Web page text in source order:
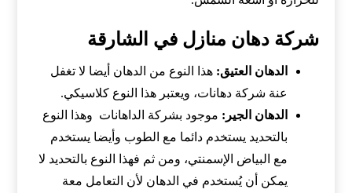
شركة دهان منازل في الشارقة
الدهان العتيق: هذا النوع من الدهان أيضا لا تغفل
عنة شركة دهانات، ويعتبر هذا النوع كلاسيكي.
الدهان الجير: موجود بشركة الداهانات وهذا النوع
بالتحديد يستخدم دائما مع الطوب وأيضا يستخدم
مع البياض الإسمنتي، ومن ثم فهذا النوع بالتحديد لا
يمكن أن يُستخدم في الدهان لأن التعامل معة